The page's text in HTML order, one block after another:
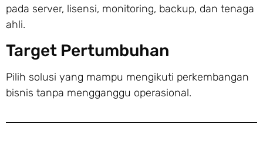
pada server, lisensi, monitoring, backup, dan tenaga
ahli.
Target Pertumbuhan
Pilih solusi yang mampu mengikuti perkembangan
bisnis tanpa mengganggu operasional.